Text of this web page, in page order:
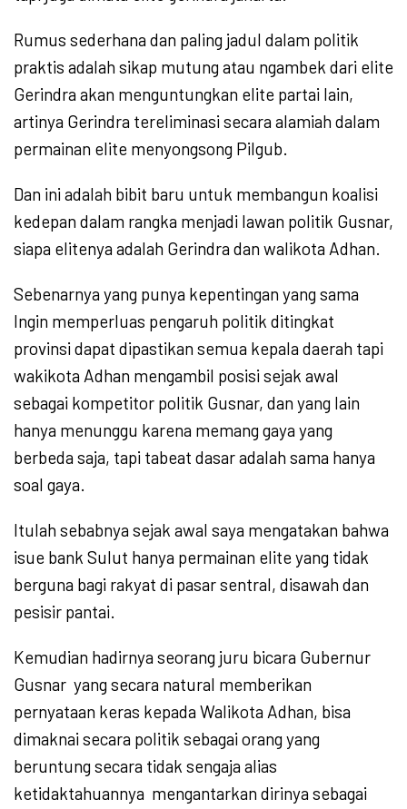
Rumus sederhana dan paling jadul dalam politik
praktis adalah sikap mutung atau ngambek dari elite
Gerindra akan menguntungkan elite partai lain,
artinya Gerindra tereliminasi secara alamiah dalam
permainan elite menyongsong Pilgub.
Dan ini adalah bibit baru untuk membangun koalisi
kedepan dalam rangka menjadi lawan politik Gusnar,
siapa elitenya adalah Gerindra dan walikota Adhan.
Sebenarnya yang punya kepentingan yang sama
Ingin memperluas pengaruh politik ditingkat
provinsi dapat dipastikan semua kepala daerah tapi
wakikota Adhan mengambil posisi sejak awal
sebagai kompetitor politik Gusnar, dan yang lain
hanya menunggu karena memang gaya yang
berbeda saja, tapi tabeat dasar adalah sama hanya
soal gaya.
Itulah sebabnya sejak awal saya mengatakan bahwa
isue bank Sulut hanya permainan elite yang tidak
berguna bagi rakyat di pasar sentral, disawah dan
pesisir pantai.
Kemudian hadirnya seorang juru bicara Gubernur
Gusnar yang secara natural memberikan
pernyataan keras kepada Walikota Adhan, bisa
dimaknai secara politik sebagai orang yang
beruntung secara tidak sengaja alias
ketidaktahuannya mengantarkan dirinya sebagai